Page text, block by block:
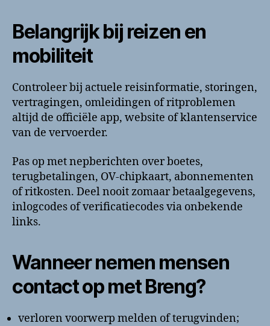
Belangrijk bij reizen en
mobiliteit
Controleer bij actuele reisinformatie, storingen,
vertragingen, omleidingen of ritproblemen
altijd de officiële app, website of klantenservice
van de vervoerder.
Pas op met nepberichten over boetes,
terugbetalingen, OV-chipkaart, abonnementen
of ritkosten. Deel nooit zomaar betaalgegevens,
inlogcodes of verificatiecodes via onbekende
links.
Wanneer nemen mensen
contact op met Breng?
verloren voorwerp melden of terugvinden;